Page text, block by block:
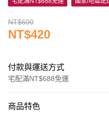
NT$600
NT$420
付款與運送方式
宅配滿NT$688免運
信用卡一次付款
商品特色